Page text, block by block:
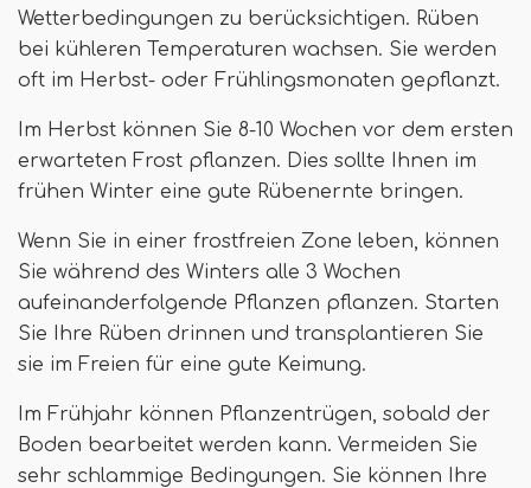
Wetterbedingungen zu berücksichtigen. Rüben
bei kühleren Temperaturen wachsen. Sie werden
oft im Herbst- oder Frühlingsmonaten gepflanzt.
Im Herbst können Sie 8-10 Wochen vor dem ersten
erwarteten Frost pflanzen. Dies sollte Ihnen im
frühen Winter eine gute Rübenernte bringen.
Wenn Sie in einer frostfreien Zone leben, können
Sie während des Winters alle 3 Wochen
aufeinanderfolgende Pflanzen pflanzen. Starten
Sie Ihre Rüben drinnen und transplantieren Sie
sie im Freien für eine gute Keimung.
Im Frühjahr können Pflanzentrügen, sobald der
Boden bearbeitet werden kann. Vermeiden Sie
sehr schlammige Bedingungen. Sie können Ihre